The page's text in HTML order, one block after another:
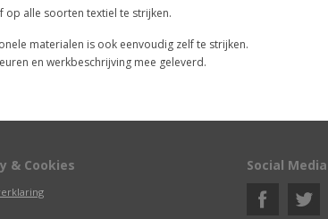
op alle soorten textiel te strijken.
materialen is ook eenvoudig zelf te strijken.
en werkbeschrijving mee geleverd.
& Cookies Social Media